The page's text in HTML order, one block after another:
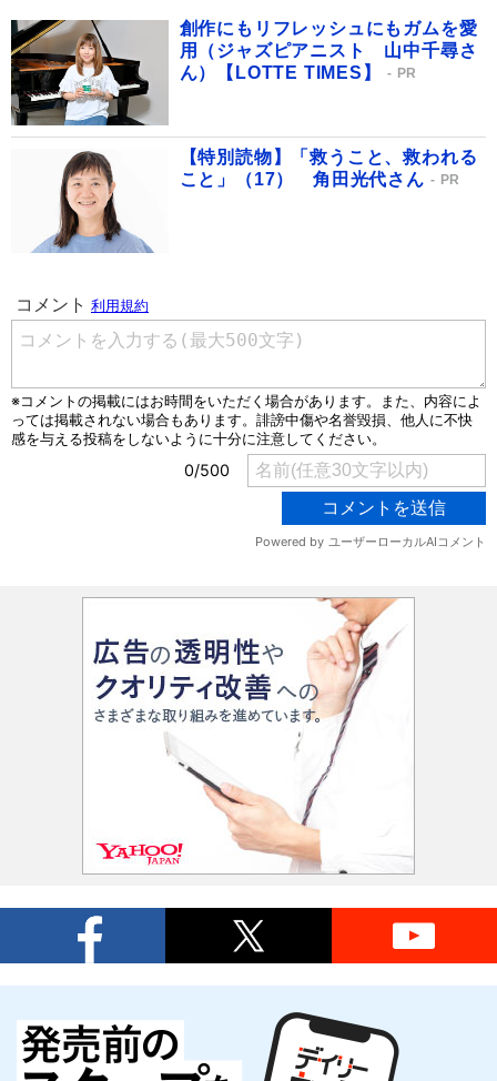
創作にもリフレッシュにもガムを愛
用（ジャズピアニスト 山中千尋さ
ん）【LOTTE TIMES】
PR
【特別読物】「救うこと、救われる
こと」（17） 角田光代さん
PR